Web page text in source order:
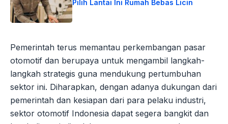
Pilih Lantai Ini Rumah Bebas Licin
Pemerintah terus memantau perkembangan pasar
otomotif dan berupaya untuk mengambil langkah-
langkah strategis guna mendukung pertumbuhan
sektor ini. Diharapkan, dengan adanya dukungan dari
pemerintah dan kesiapan dari para pelaku industri,
sektor otomotif Indonesia dapat segera bangkit dan